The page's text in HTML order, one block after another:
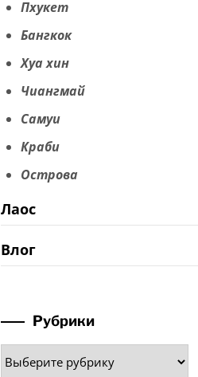
Пхукет
Бангкок
Хуа хин
Чиангмай
Самуи
Краби
Острова
Лаос
Влог
Рубрики
Рубрики